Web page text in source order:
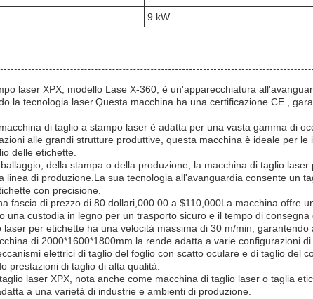
9 kW
laser XPX, modello Lase X-360, è un'apparecchiatura
la tecnologia laser.Questa macchina ha una certificazione CE.,
di taglio a stampo laser è adatta per una vasta gamma di
alle grandi strutture produttive, questa macchina è ideale per le
delle etichette.
della stampa o della produzione, la macchina di taglio laser
linea di produzione.La sua tecnologia all'avanguardia consente un
con precisione.
fascia di prezzo di 80 dollari,000.00 a $110,000La macchina offre
una custodia in legno per un trasporto sicuro e il tempo di consegna
per etichette ha una velocità massima di 30 m/min, garantendo
di 2000*1600*1800mm la rende adatta a varie configurazioni di
elettrici di taglio del foglio con scatto oculare e di taglio del
prestazioni di taglio di alta qualità.
laser XPX, nota anche come macchina di taglio laser o taglia
a una varietà di industrie e ambienti di produzione.